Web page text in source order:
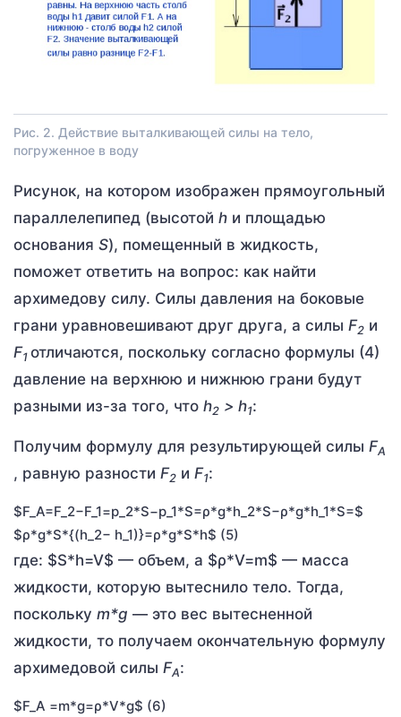
Рис. 2. Действие выталкивающей силы на тело,
погруженное в воду
Рисунок, на котором изображен прямоугольный
параллелепипед (высотой h и площадью
основания S), помещенный в жидкость,
поможет ответить на вопрос: как найти
архимедову силу. Силы давления на боковые
грани уравновешивают друг друга, а силы F2 и
F1 отличаются, поскольку согласно формулы (4)
давление на верхнюю и нижнюю грани будут
разными из-за того, что h2 > h1:
Получим формулу для результирующей силы FA
, равную разности F2 и F1:
$F_А=F_2−F_1=p_2*S−p_1*S=ρ*g*h_2*S−ρ*g*h_1*S=$
$ρ*g*S*{(h_2− h_1)}=ρ*g*S*h$ (5)
где: $S*h=V$ — объем, а $ρ*V=m$ — масса
жидкости, которую вытеснило тело. Тогда,
поскольку m*g — это вес вытесненной
жидкости, то получаем окончательную формулу
архимедовой силы FA:
$F_A =m*g=ρ*V*g$ (6)